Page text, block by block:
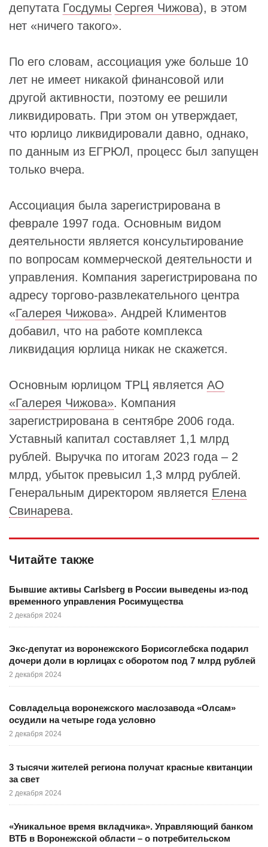
депутата Госдумы Сергея Чижова), в этом
нет «ничего такого».
По его словам, ассоциация уже больше 10
лет не имеет никакой финансовой или
другой активности, поэтому ее решили
ликвидировать. При этом он утверждает,
что юрлицо ликвидировали давно, однако,
по данным из ЕГРЮЛ, процесс был запущен
только вчера.
Ассоциация была зарегистрирована в
феврале 1997 года. Основным видом
деятельности является консультирование
по вопросам коммерческой деятельности и
управления. Компания зарегистрирована по
адресу торгово-развлекательного центра
«Галерея Чижова». Андрей Климентов
добавил, что на работе комплекса
ликвидация юрлица никак не скажется.
Основным юрлицом ТРЦ является АО
«Галерея Чижова». Компания
зарегистрирована в сентябре 2006 года.
Уставный капитал составляет 1,1 млрд
рублей. Выручка по итогам 2023 года – 2
млрд, убыток превысил 1,3 млрд рублей.
Генеральным директором является Елена
Свинарева.
Читайте также
Бывшие активы Carlsberg в России выведены из-под
временного управления Росимущества
2 декабря 2024
Экс-депутат из воронежского Борисоглебска подарил
дочери доли в юрлицах с оборотом под 7 млрд рублей
2 декабря 2024
Совладельца воронежского маслозавода «Олсам»
осудили на четыре года условно
2 декабря 2024
3 тысячи жителей региона получат красные квитанции
за свет
2 декабря 2024
«Уникальное время вкладчика». Управляющий банком
ВТБ в Воронежской области – о потребительском